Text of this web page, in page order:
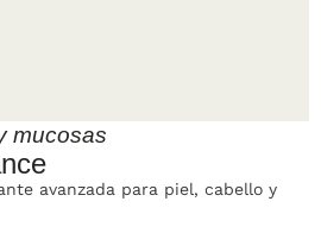
mucosas
avanzada para piel, cabello y